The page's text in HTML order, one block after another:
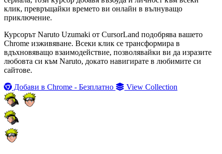
клик, превръщайки времето ви онлайн в вълнуващо
приключение.
Курсорът Naruto Uzumaki от CursorLand подобрява вашето
Chrome изживяване. Всеки клик се трансформира в
вдъхновяващо взаимодействие, позволявайки ви да изразите
любовта си към Naruto, докато навигирате в любимите си
сайтове.
Добави в Chrome - Безплатно
View Collection